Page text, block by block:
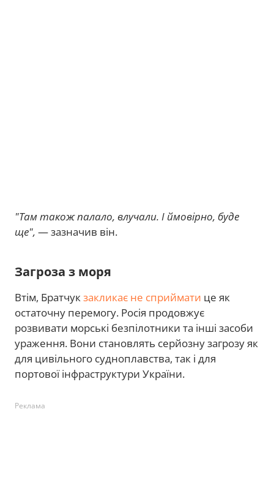
"Там також палало, влучали. І ймовірно, буде
ще", — зазначив він.
Загроза з моря
Втім, Братчукзакликає не сприймати це як
остаточну перемогу. Росія продовжує
розвивати морські безпілотники та інші засоби
ураження. Вони становлять серйозну загрозу як
для цивільного судноплавства, так і для
портової інфраструктури України.
Реклама